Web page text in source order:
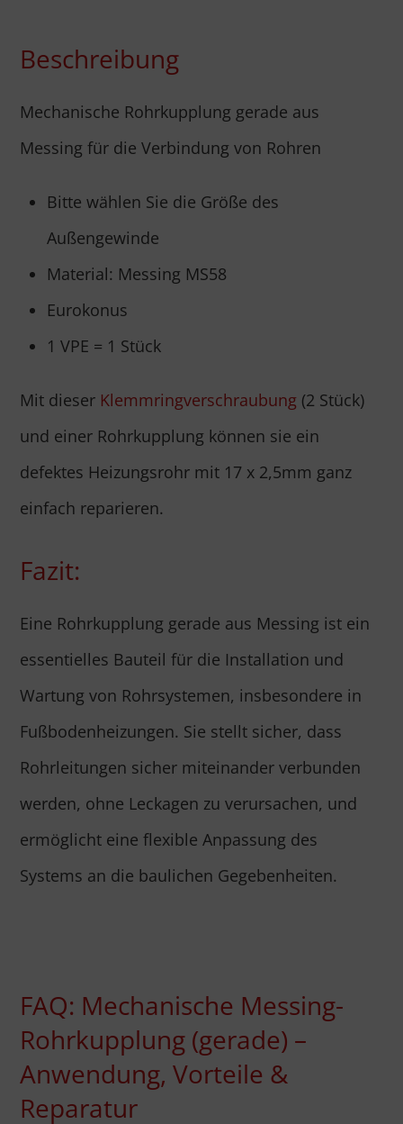
Beschreibung
Mechanische Rohrkupplung gerade aus
Messing für die Verbindung von Rohren
Bitte wählen Sie die Größe des
Außengewinde
Material: Messing MS58
Eurokonus
1 VPE = 1 Stück
Mit dieser Klemmringverschraubung (2 Stück)
und einer Rohrkupplung können sie ein
defektes Heizungsrohr mit 17 x 2,5mm ganz
einfach reparieren.
Fazit:
Eine Rohrkupplung gerade aus Messing ist ein
essentielles Bauteil für die Installation und
Wartung von Rohrsystemen, insbesondere in
Fußbodenheizungen. Sie stellt sicher, dass
Rohrleitungen sicher miteinander verbunden
werden, ohne Leckagen zu verursachen, und
ermöglicht eine flexible Anpassung des
Systems an die baulichen Gegebenheiten.
FAQ: Mechanische Messing-
Rohrkupplung (gerade) –
Anwendung, Vorteile &
Reparatur